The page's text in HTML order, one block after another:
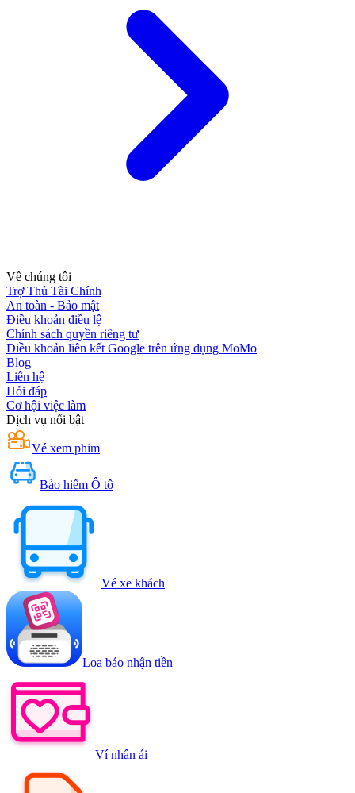
Về chúng tôi
Trợ Thủ Tài Chính
An toàn - Bảo mật
Điều khoản điều lệ
Chính sách quyền riêng tư
Điều khoản liên kết Google trên ứng dụng MoMo
Blog
Liên hệ
Hỏi đáp
Cơ hội việc làm
Dịch vụ nổi bật
Vé xem phim
Bảo hiểm Ô tô
Vé xe khách
Loa báo nhận tiền
Ví nhân ái